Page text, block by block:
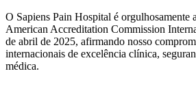
O Sapiens Pain Hospital é orgulhosamente
American Accreditation Commission
de abril de 2025, afirmando nosso
internacionais de excelência clínica,
médica.